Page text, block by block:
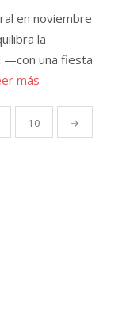
en noviembre
la
—con una fiesta
más
10 →